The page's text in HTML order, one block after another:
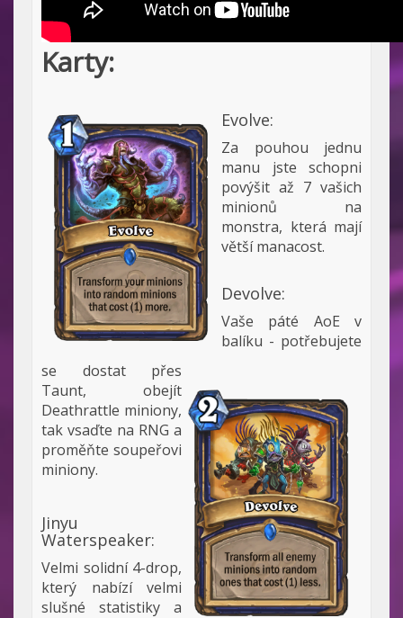
Karty:
Evolve:
Za pouhou jednu
manu jste schopni
povýšit až 7 vašich
minionů na
monstra, která mají
větší manacost.
Devolve:
Vaše páté AoE v
balíku - potřebujete
se dostat přes
Taunt, obejít
Deathrattle miniony,
tak vsaďte na RNG a
proměňte soupeřovi
miniony.
Jinyu
Waterspeaker:
Velmi solidní 4-drop,
který nabízí velmi
slušné statistiky a